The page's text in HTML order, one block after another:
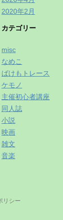
2020年2月
カテゴリー
misc
なめこ
ばけもトレース
ケモノ
主催初心者講座
同人誌
小説
映画
雑文
音楽
リシー